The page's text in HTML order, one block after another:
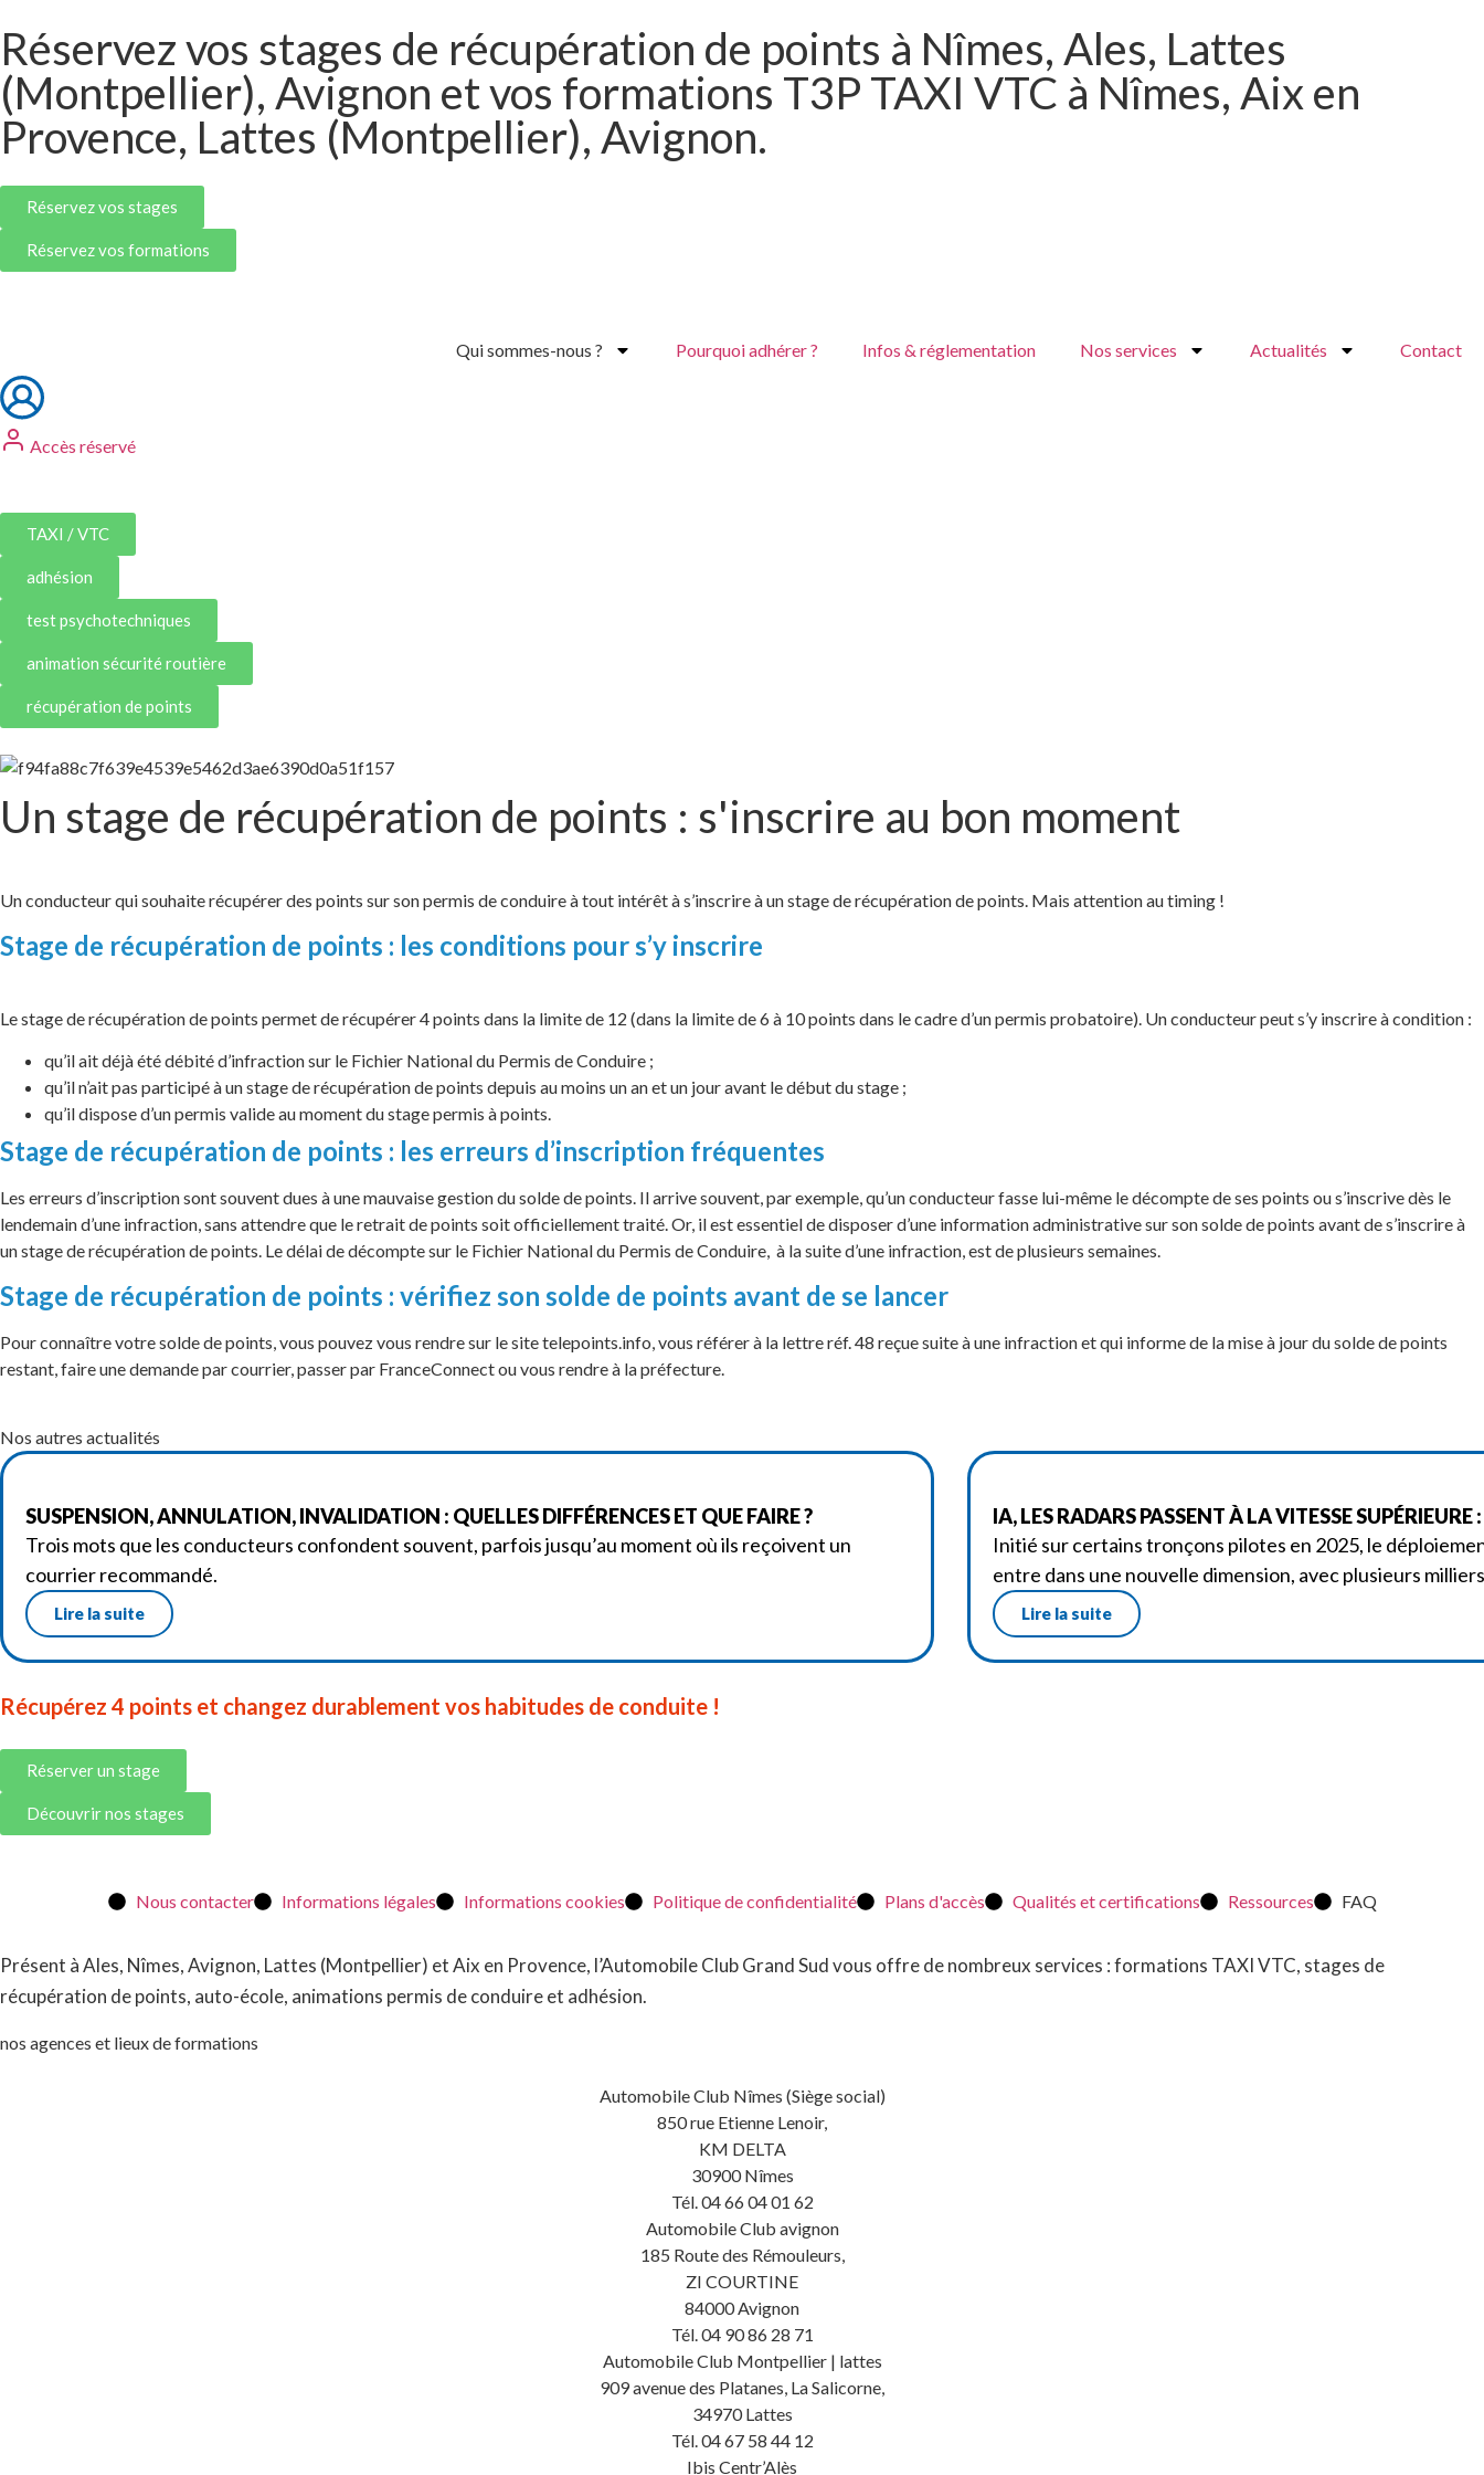
Réservez vos stages de récupération de points à Nîmes, Ales, Lattes
(Montpellier), Avignon et vos formations T3P TAXI VTC à Nîmes, Aix en
Provence, Lattes (Montpellier), Avignon.
Réservez vos stages
Réservez vos formations
Qui sommes-nous ? Pourquoi adhérer ? Infos & réglementation Nos services Actualités Contact
Accès réservé
TAXI / VTC
adhésion
test psychotechniques
animation sécurité routière
récupération de points
Un stage de récupération de points : s'inscrire au bon moment
Un conducteur qui souhaite récupérer des points sur son permis de conduire à tout intérêt à s’inscrire à un stage de récupération de points. Mais attention au timing !
Stage de récupération de points : les conditions pour s’y inscrire
Le stage de récupération de points permet de récupérer 4 points dans la limite de 12 (dans la limite de 6 à 10 points dans le cadre d’un permis probatoire). Un conducteur peut s’y inscrire à condition :
qu’il ait déjà été débité d’infraction sur le Fichier National du Permis de Conduire ;
qu’il n’ait pas participé à un stage de récupération de points depuis au moins un an et un jour avant le début du stage ;
qu’il dispose d’un permis valide au moment du stage permis à points.
Stage de récupération de points : les erreurs d’inscription fréquentes
Les erreurs d’inscription sont souvent dues à une mauvaise gestion du solde de points. Il arrive souvent, par exemple, qu’un conducteur fasse lui-même le décompte de ses points ou s’inscrive dès le
lendemain d’une infraction, sans attendre que le retrait de points soit officiellement traité. Or, il est essentiel de disposer d’une information administrative sur son solde de points avant de s’inscrire à
un stage de récupération de points. Le délai de décompte sur le Fichier National du Permis de Conduire, à la suite d’une infraction, est de plusieurs semaines.
Stage de récupération de points : vérifiez son solde de points avant de se lancer
Pour connaître votre solde de points, vous pouvez vous rendre sur le site telepoints.info, vous référer à la lettre réf. 48 reçue suite à une infraction et qui informe de la mise à jour du solde de points
restant, faire une demande par courrier, passer par FranceConnect ou vous rendre à la préfecture.
Nos autres actualités
SUSPENSION, ANNULATION, INVALIDATION : QUELLES DIFFÉRENCES ET QUE FAIRE ?
Trois mots que les conducteurs confondent souvent, parfois jusqu’au moment où ils reçoivent un
courrier recommandé.
Lire la suite
IA, LES RADARS PASSENT À LA VITESSE
Initié sur certains tronçons pilotes en 2025, le
entre dans une nouvelle dimension, avec plusieurs
Lire la suite
Récupérez 4 points et changez durablement vos habitudes de conduite !
Réserver un stage
Découvrir nos stages
Nous contacter Informations légales Informations cookies Politique de confidentialité Plans d'accès Qualités et certifications Ressources FAQ
Présent à Ales, Nîmes, Avignon, Lattes (Montpellier) et Aix en Provence, l’Automobile Club Grand Sud vous offre de nombreux services : formations TAXI VTC, stages de
récupération de points, auto-école, animations permis de conduire et adhésion.
nos agences et lieux de formations
Automobile Club Nîmes (Siège social)
850 rue Etienne Lenoir,
KM DELTA
30900 Nîmes
Tél. 04 66 04 01 62
Automobile Club avignon
185 Route des Rémouleurs,
ZI COURTINE
84000 Avignon
Tél. 04 90 86 28 71
Automobile Club Montpellier | lattes
909 avenue des Platanes, La Salicorne,
34970 Lattes
Tél. 04 67 58 44 12
Ibis Centr’Alès